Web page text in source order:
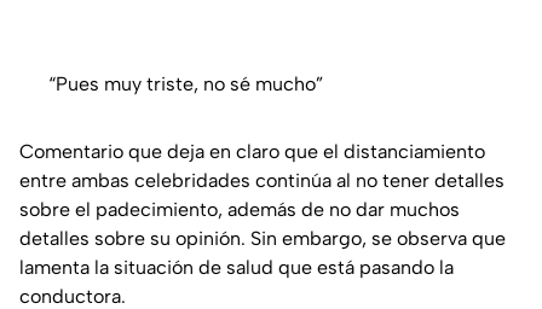
“Pues muy triste, no sé mucho”
Comentario que deja en claro que el distanciamiento
entre ambas celebridades continúa al no tener detalles
sobre el padecimiento, además de no dar muchos
detalles sobre su opinión. Sin embargo, se observa que
lamenta la situación de salud que está pasando la
conductora.